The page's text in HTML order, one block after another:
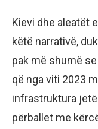
Kievi dhe aleatët
këtë narrativë,
pak më shumë
që nga viti 2023
infrastruktura
përballet me